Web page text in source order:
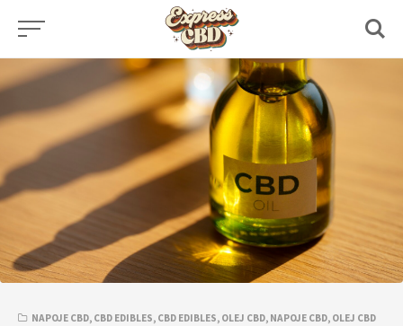
Skip
content
NAPOJE CBD, CBD EDIBLES, CBD EDIBLES, OLEJ CBD, NAPOJE CBD, OLEJ CBD